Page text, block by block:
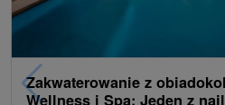
Zakwaterowanie z
Wellness i Spa: Jeden z